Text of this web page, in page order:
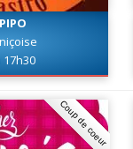
Coup de coeur